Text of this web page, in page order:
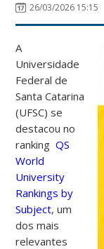
26/03/2026 15:15
A
Universidade
Federal de
Santa Catarina
(UFSC) se
destacou no
rankingQS
World
University
Rankings by
Subject, um
dos mais
relevantes